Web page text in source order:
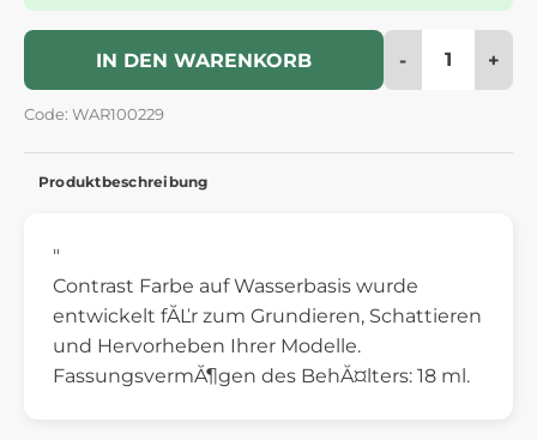
IN DEN WARENKORB - +
Code: WAR100229
Produktbeschreibung
"
Contrast Farbe auf Wasserbasis wurde
entwickelt fĂĽr zum Grundieren, Schattieren
und Hervorheben Ihrer Modelle.
FassungsvermĂ¶gen des BehĂ¤lters: 18 ml.